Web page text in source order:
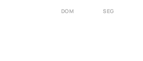
DOM SEG